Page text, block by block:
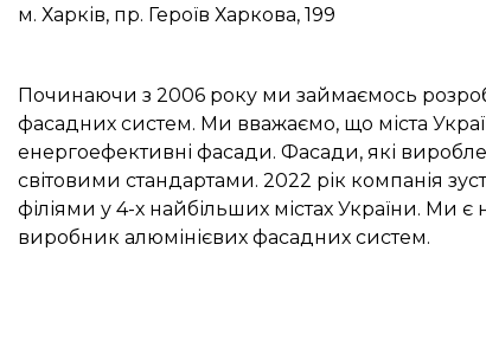
м. Харків, пр. Героїв Харкова, 199
Починаючи з 2006 року ми займаємось
фасадних систем. Ми вважаємо, що міста
енергоефективні фасади. Фасади, які
світовими стандартами. 2022 рік компанія
філіями у 4-х найбільших містах України. Ми
виробник алюмінієвих фасадних систем.